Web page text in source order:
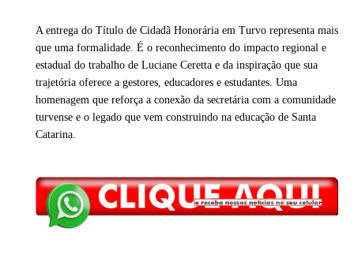
A entrega do Título de Cidadã Honorária em Turvo representa mais
que uma formalidade. É o reconhecimento do impacto regional e
estadual do trabalho de Luciane Ceretta e da inspiração que sua
trajetória oferece a gestores, educadores e estudantes. Uma
homenagem que reforça a conexão da secretária com a comunidade
turvense e o legado que vem construindo na educação de Santa
Catarina.